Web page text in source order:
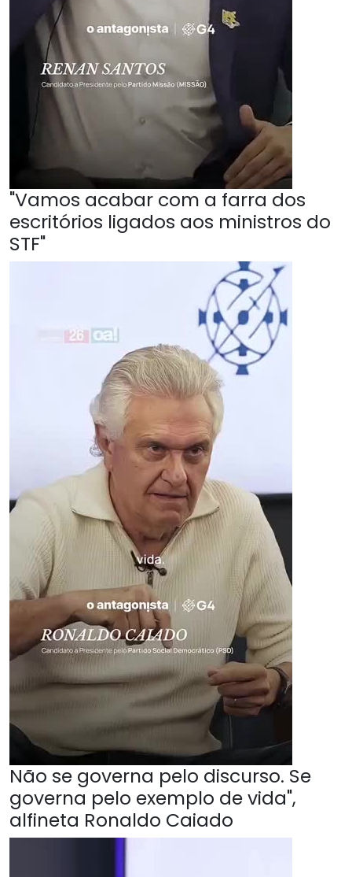
"Vamos acabar com a farra dos
escritórios ligados aos ministros do
STF"
Não se governa pelo discurso. Se
governa pelo exemplo de vida",
alfineta Ronaldo Caiado